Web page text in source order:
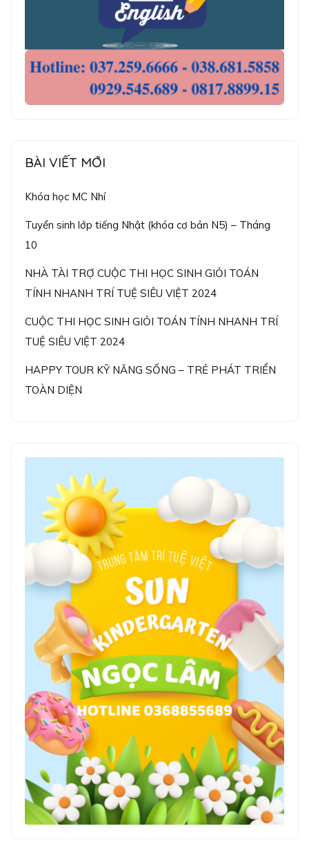
BÀI VIẾT MỚI
Khóa học MC Nhí
Tuyển sinh lớp tiếng Nhật (khóa cơ bản N5) – Tháng
10
NHÀ TÀI TRỢ CUỘC THI HỌC SINH GIỎI TOÁN
TÍNH NHANH TRÍ TUỆ SIÊU VIỆT 2024
CUỘC THI HỌC SINH GIỎI TOÁN TÍNH NHANH TRÍ
TUỆ SIÊU VIỆT 2024
HAPPY TOUR KỸ NĂNG SỐNG – TRẺ PHÁT TRIỂN
TOÀN DIỆN